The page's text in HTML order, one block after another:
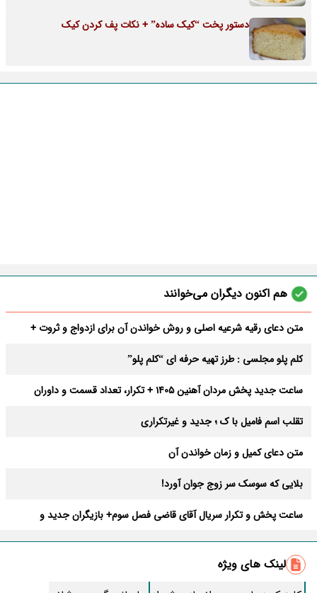
دستور پخت “کیک ساده” + نکات پف کردن کیک
هم اکنون دیگران می‌خوانند
متن دعای رقیه شرعیه اصلی و روش خواندن آن برای ازدواج و ثروت +
کلم پلو مجلسی : طرز تهیه حرفه ای “کلم پلو”
ساعت جدید پخش مردان آهنین 1405 + تکرار، تعداد قسمت و داوران
تقلب اسم فامیل با ک ؛ جدید و غیرتکراری
متن دعای کمیل و زمان خواندن آن
بلایی که سوسک سر زوج جوان آورد!
ساعت پخش و تکرار سریال آقای قاضی فصل سوم+ بازیگران جدید و
طرز تهیه سالاد ماکارونی خانگی خوشمزه و لذیذ + آموزش تصویری
طرز تهیه پاستا با سس آلفردو و مرغ فوری + آموزش تصویری پنه
لینک های ویژه